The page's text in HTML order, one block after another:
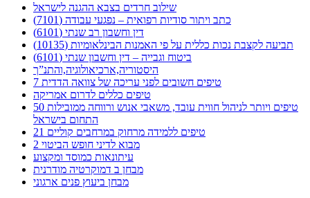
שילוב חרדים בצבא ההגנה לישראל
כתב ויתור סודיות רפואית – נפגעי עבודה (7101)
דין וחשבון רב שנתי (6101)
תביעה לקצבת נכות כללית על פי האמנות הבינלאומיות (10135)
ביטוח וגבייה – דין וחשבון שנתי (6101)
היסטוריה,ארכיאולוגיה,והתנ”ך
7 טיפים חשובים לפני עריכה של צוואה הדדית
טיפים כללים לדרום אמריקה
50 טיפים ויותר לניהול חווית עובד, משאבי אנוש ורווחה ממובילות
התחום בישראל
21 טיפים ללמידה מרחוק במרחבים קוליים
מבוא לדיני חופש הביטוי 2
עיתונאות כמוסד ומקצוע
מבחן ב דמוקרטיה מודרנית
מבחן ביעוץ פנים ארגוני